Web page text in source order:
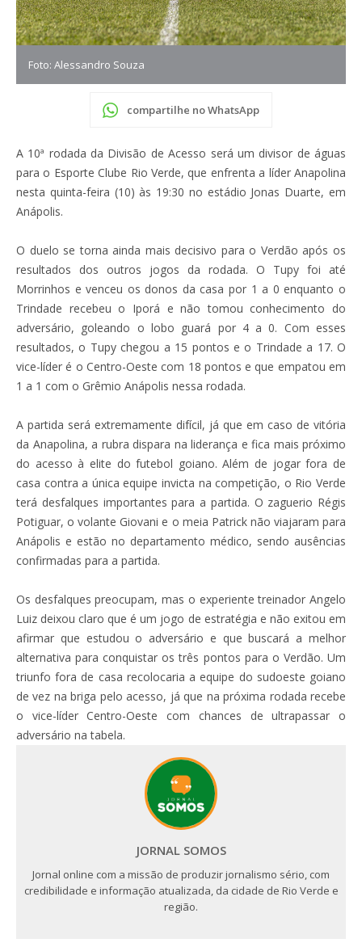
Foto: Alessandro Souza
compartilhe no WhatsApp
A 10ª rodada da Divisão de Acesso será um divisor de águas
para o Esporte Clube Rio Verde, que enfrenta a líder Anapolina
nesta quinta-feira (10) às 19:30 no estádio Jonas Duarte, em
Anápolis.
O duelo se torna ainda mais decisivo para o Verdão após os
resultados dos outros jogos da rodada. O Tupy foi até
Morrinhos e venceu os donos da casa por 1 a 0 enquanto o
Trindade recebeu o Iporá e não tomou conhecimento do
adversário, goleando o lobo guará por 4 a 0. Com esses
resultados, o Tupy chegou a 15 pontos e o Trindade a 17. O
vice-líder é o Centro-Oeste com 18 pontos e que empatou em
1 a 1 com o Grêmio Anápolis nessa rodada.
A partida será extremamente difícil, já que em caso de vitória
da Anapolina, a rubra dispara na liderança e fica mais próximo
do acesso à elite do futebol goiano. Além de jogar fora de
casa contra a única equipe invicta na competição, o Rio Verde
terá desfalques importantes para a partida. O zaguerio Régis
Potiguar, o volante Giovani e o meia Patrick não viajaram para
Anápolis e estão no departamento médico, sendo ausências
confirmadas para a partida.
Os desfalques preocupam, mas o experiente treinador Angelo
Luiz deixou claro que é um jogo de estratégia e não exitou em
afirmar que estudou o adversário e que buscará a melhor
alternativa para conquistar os três pontos para o Verdão. Um
triunfo fora de casa recolocaria a equipe do sudoeste goiano
de vez na briga pelo acesso, já que na próxima rodada recebe
o vice-líder Centro-Oeste com chances de ultrapassar o
adversário na tabela.
JORNAL SOMOS
Jornal online com a missão de produzir jornalismo sério, com
credibilidade e informação atualizada, da cidade de Rio Verde e
região.